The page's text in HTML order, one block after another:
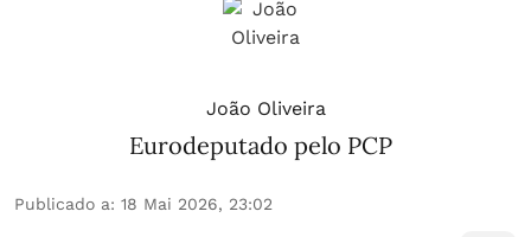
João Oliveira
Eurodeputado pelo PCP
Publicado a: 18 Mai 2026, 23:02